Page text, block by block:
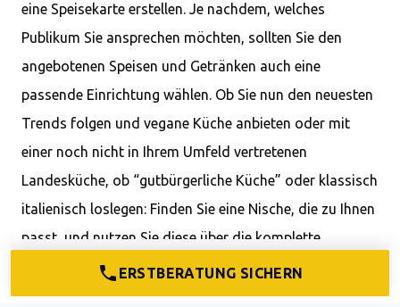
eine Speisekarte erstellen. Je nachdem, welches
Publikum Sie ansprechen möchten, sollten Sie den
angebotenen Speisen und Getränken auch eine
passende Einrichtung wählen. Ob Sie nun den neuesten
Trends folgen und vegane Küche anbieten oder mit
einer noch nicht in Ihrem Umfeld vertretenen
Landesküche, ob “gutbürgerliche Küche” oder klassisch
italienisch loslegen: Finden Sie eine Nische, die zu Ihnen
passt, und nutzen Sie diese über die komplette
Produktpalette hinaus.ERSTBERATUNG SICHERN